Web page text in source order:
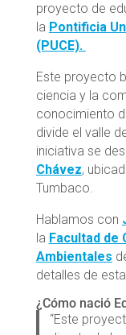
proyecto de
la Pontificia
(PUCE).
Este proyecto
ciencia y la
conocimiento
divide el valle
iniciativa se
Chávez,
Tumbaco.
Hablamos con
la Facultad de
Ambientales
detalles de
¿Cómo nació
“Este